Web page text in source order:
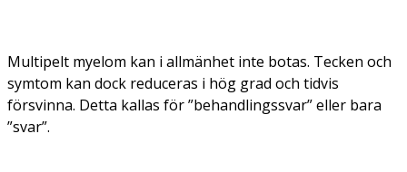
Multipelt myelom kan i allmänhet inte botas. Tecken och
symtom kan dock reduceras i hög grad och tidvis
försvinna. Detta kallas för ”behandlingssvar” eller bara
”svar”.